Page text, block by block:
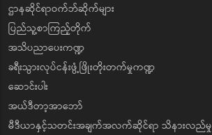
ဌာနဆိုင်ရာဝက်ဘ်ဆိုက်များ
ပြည်သူ့စာကြည့်တိုက်
အသိပညာပေးကဏ္ဍ
ခရီးသွားလုပ်ငန်းဖွံ့ဖြိုးတိုးတက်မှုကဏ္ဍ
ဆောင်းပါး
အယ်ဒီတာ့အာဘော်
မီဒီယာနှင့်သတင်းအချက်အလက်ဆိုင်ရာ သိနားလည်မှု